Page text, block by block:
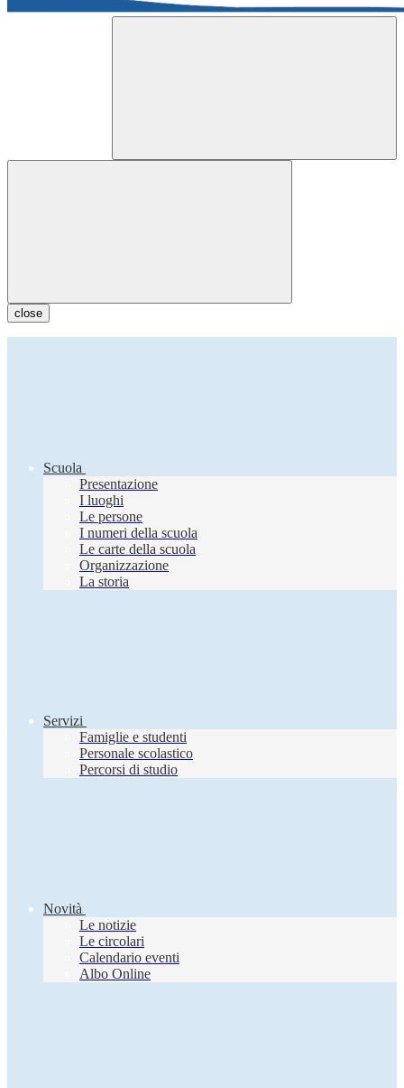
close
Scuola
Presentazione
I luoghi
Le persone
I numeri della scuola
Le carte della scuola
Organizzazione
La storia
Servizi
Famiglie e studenti
Personale scolastico
Percorsi di studio
Novità
Le notizie
Le circolari
Calendario eventi
Albo Online